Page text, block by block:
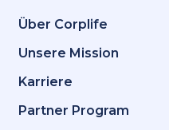
Über Corplife
Unsere Mission
Karriere
Partner Program